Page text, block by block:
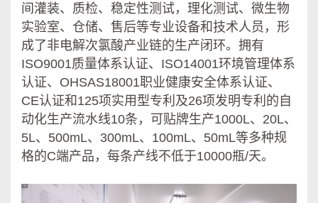
间灌装、质检、稳定性测试，理化测试、微生物
实验室、仓储、售后等专业设备和技术人员，形
成了非电解次氯酸产业链的生产闭环。拥有
ISO9001质量体系认证、ISO14001环境管理体系
认证、OHSAS18001职业健康安全体系认证、
CE认证和125项实用型专利及26项发明专利的自
动化生产流水线10条，可贴牌生产1000L、20L、
5L、500mL、300mL、100mL、50mL等多种规
格的C端产品，每条产线不低于10000瓶/天。